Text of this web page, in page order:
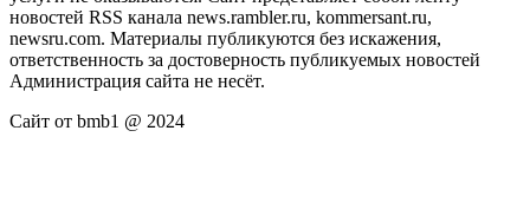
новостей RSS канала news.rambler.ru, kommersant.ru,
newsru.com. Материалы публикуются без искажения,
ответственность за достоверность публикуемых новостей
Администрация сайта не несёт.
Сайт от bmb1 @ 2024